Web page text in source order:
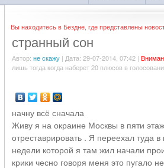
Вы находитесь в Бездне, где представлены
странный сон
Автор: не скажу| Дата: 29-07-2014, 07:42 |
лишь тогда когда наберет 20 плюсов в
начну всё сначала
Живу я на окраине Москвы в пяти
отреставрировать . Я переехал туда
недели которой я там жил начали
крики чесно говоря меня это пугало